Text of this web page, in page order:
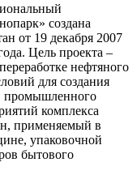
создана
от 19 декабря 2007
Цель проекта –
нефтяного
для создания
промышленного
комплекса
применяемый в
упаковочной
бытового